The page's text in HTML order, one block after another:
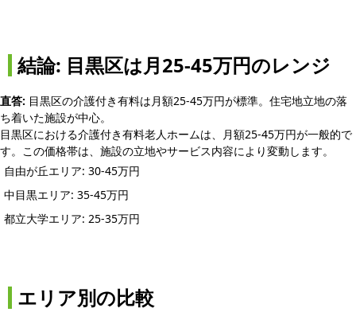
結論: 目黒区は月25-45万円のレンジ
直答: 目黒区の介護付き有料は月額25-45万円が標準。住宅地立地の落
ち着いた施設が中心。
目黒区における介護付き有料老人ホームは、月額25-45万円が一般的で
す。この価格帯は、施設の立地やサービス内容により変動します。
自由が丘エリア: 30-45万円
中目黒エリア: 35-45万円
都立大学エリア: 25-35万円
エリア別の比較